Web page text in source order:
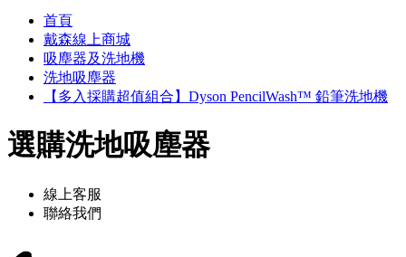
首頁
戴森線上商城
吸塵器及洗地機
洗地吸塵器
【多入採購超值組合】Dyson PencilWash™ 鉛筆洗地機
選購洗地吸塵器
線上客服
聯絡我們